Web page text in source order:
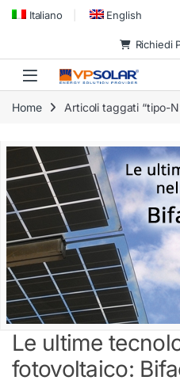
Skip to navigation
Skip to content
Italiano English
Richiedi
Home Articoli taggati “tipo-
Le ultime
fotovoltaico: